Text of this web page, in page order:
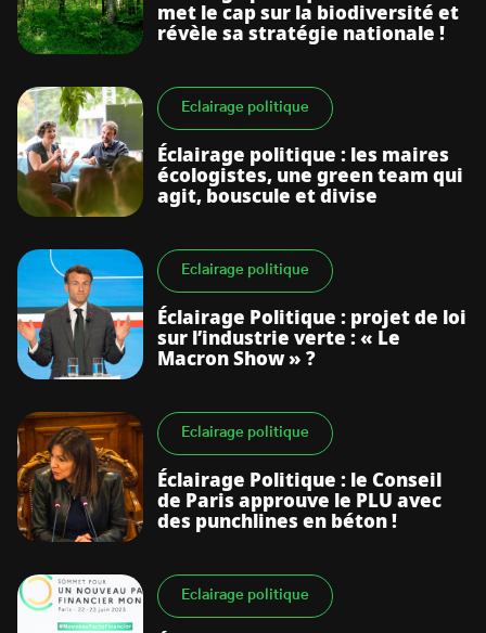
met le cap sur la biodiversité et
révèle sa stratégie nationale !
Eclairage politique
Éclairage politique : les maires
écologistes, une green team qui
agit, bouscule et divise
Eclairage politique
Éclairage Politique : projet de loi
sur l’industrie verte : « Le
Macron Show » ?
Eclairage politique
Éclairage Politique : le Conseil
de Paris approuve le PLU avec
des punchlines en béton !
Eclairage politique